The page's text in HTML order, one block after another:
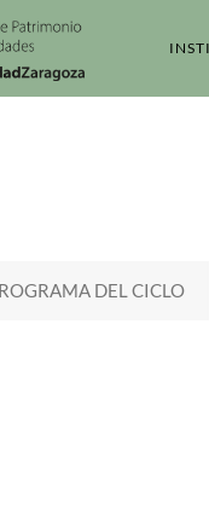
DEL CICLO